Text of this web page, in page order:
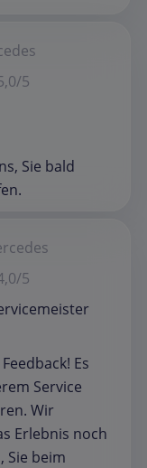
5
Sie bald
5
Es
Service
Wir
Erlebnis noch
Sie beim